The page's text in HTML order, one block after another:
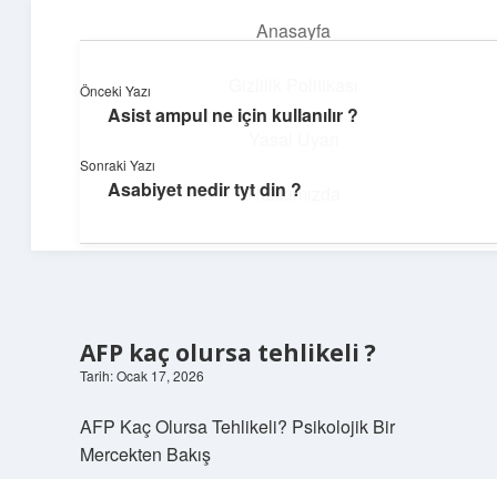
Anasayfa
Hakkımızda
Dijital Köşe
Güncel paylaşımlar ve ilginç keşiflerle dolu içerikler.
AFP kaç olursa tehlikeli ?
Tarih: Ocak 17, 2026
AFP Kaç Olursa Tehlikeli? Psikolojik Bir
Mercekten Bakış
Önceki Yazı
Asist ampul ne için kullanılır ?
Sonraki Yazı
Asabiyet nedir tyt din ?